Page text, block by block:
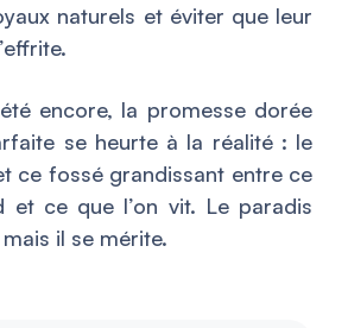
naturels et éviter que leur
encore, la promesse dorée
se heurte à la réalité : le
ce fossé grandissant entre ce
et ce que l’on vit. Le paradis
il se mérite.